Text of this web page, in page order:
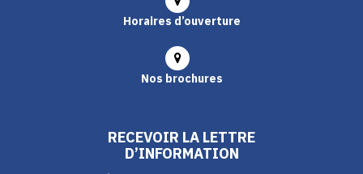
Horaires d’ouverture
Nos brochures
RECEVOIR LA LETTRE
D’INFORMATION